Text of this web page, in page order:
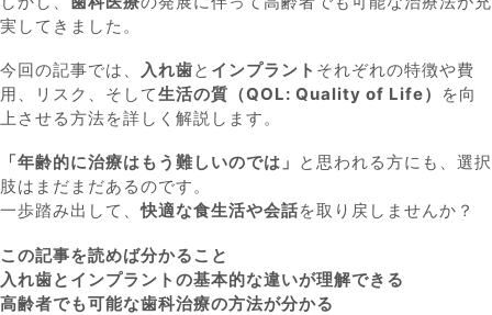
実してきました。
今回の記事では、 入れ歯と インプラント それぞれの特徴や費
用、リスク、そして生活の質（QOL: Quality of Life）
を向
上させる方法を詳しく解説します。
「年齢的に治療はもう難しいのでは」 と思われる方にも、選択
肢はまだまだあるのです。
一歩踏み出して、快適な食生活や会話を取り戻しませんか？
この記事を読めば分かること
入れ歯とインプラントの基本的な違いが理解できる
高齢者でも可能な歯科治療の方法が分かる